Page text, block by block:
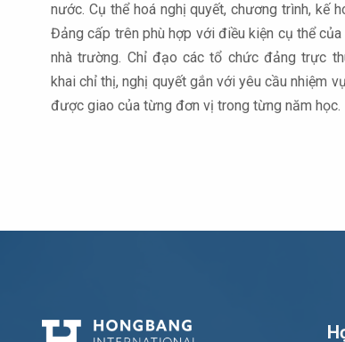
nước. Cụ thể hoá nghị quyết, chương trình, kế
Đảng cấp trên phù hợp với điều kiện cụ thể
nhà trường. Chỉ đạo các tổ chức đảng trực
khai chỉ thị, nghị quyết gắn với yêu cầu nhiệm
được giao của từng đơn vị trong từng năm học.